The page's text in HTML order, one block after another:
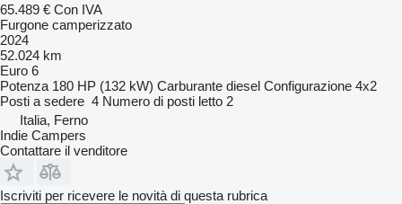
65.489 € Con IVA
Furgone camperizzato
2024
52.024 km
Euro 6
Potenza 180 HP (132 kW) Carburante diesel Configurazione 4x2
Posti a sedere 4 Numero di posti letto 2
Italia, Ferno
Indie Campers
Contattare il venditore
Iscriviti per ricevere le novità di questa rubrica